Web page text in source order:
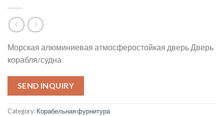
Морская алюминиевая атмосферостойкая дверь Дверь
корабля/судна
SEND INQUIRY
Category:Корабельная фурнитура